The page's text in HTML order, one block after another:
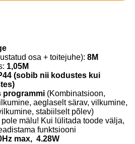
osa + toitejuhe): 8M
1,05M
(sobib nii kodustes kui
programmi (Kombinatsioon,
aeglaselt särav, vilkumine,
stabiilselt põlev)
mälu! Kui lülitada toode välja,
funktsiooni
max, 4.28W